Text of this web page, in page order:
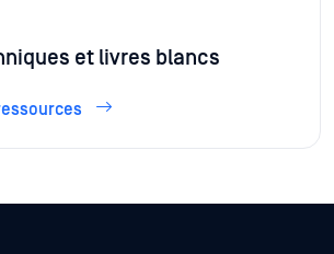
et livres blancs